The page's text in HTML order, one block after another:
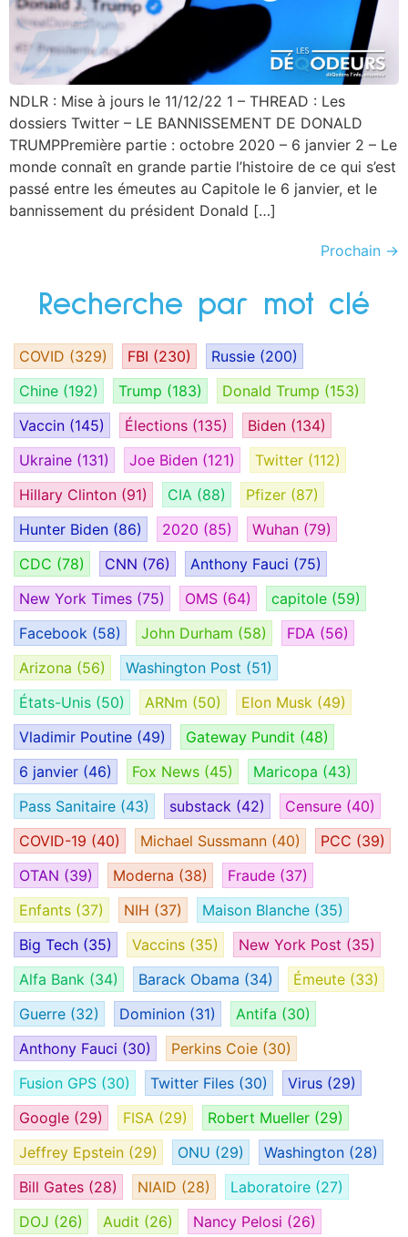
NDLR : Mise à jours le 11/12/22 1 – THREAD : Les
dossiers Twitter – LE BANNISSEMENT DE DONALD
TRUMPPremière partie : octobre 2020 – 6 janvier 2 – Le
monde connaît en grande partie l’histoire de ce qui s’est
passé entre les émeutes au Capitole le 6 janvier, et le
bannissement du président Donald […]
Prochain →
Recherche par mot clé
COVID (329) FBI (230) Russie (200)
Chine (192) Trump (183) Donald Trump (153)
Vaccin (145) Élections (135) Biden (134)
Ukraine (131) Joe Biden (121) Twitter (112)
Hillary Clinton (91) CIA (88) Pfizer (87)
Hunter Biden (86) 2020 (85) Wuhan (79)
CDC (78) CNN (76) Anthony Fauci (75)
New York Times (75) OMS (64) capitole (59)
Facebook (58) John Durham (58) FDA (56)
Arizona (56) Washington Post (51)
États-Unis (50) ARNm (50) Elon Musk (49)
Vladimir Poutine (49) Gateway Pundit (48)
6 janvier (46) Fox News (45) Maricopa (43)
Pass Sanitaire (43) substack (42) Censure (40)
COVID-19 (40) Michael Sussmann (40) PCC (39)
OTAN (39) Moderna (38) Fraude (37)
Enfants (37) NIH (37) Maison Blanche (35)
Big Tech (35) Vaccins (35) New York Post (35)
Alfa Bank (34) Barack Obama (34) Émeute (33)
Guerre (32) Dominion (31) Antifa (30)
Anthony Fauci (30) Perkins Coie (30)
Fusion GPS (30) Twitter Files (30) Virus (29)
Google (29) FISA (29) Robert Mueller (29)
Jeffrey Epstein (29) ONU (29) Washington (28)
Bill Gates (28) NIAID (28) Laboratoire (27)
DOJ (26) Audit (26) Nancy Pelosi (26)